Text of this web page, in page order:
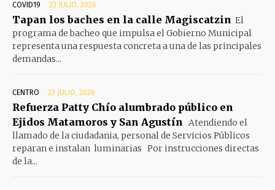
COVID19 23 JULIO, 2026
Tapan los baches en la calle Magiscatzin El
programa de bacheo que impulsa el Gobierno Municipal
representa una respuesta concreta a una de las principales
demandas...
CENTRO 23 JULIO, 2026
Refuerza Patty Chío alumbrado público en
Ejidos Matamoros y San Agustín Atendiendo el
llamado de la ciudadania, personal de Servicios Públicos
reparan e instalan luminarias Por instrucciones directas
de la...